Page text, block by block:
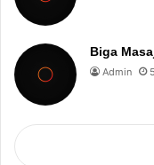
Biga
Admin